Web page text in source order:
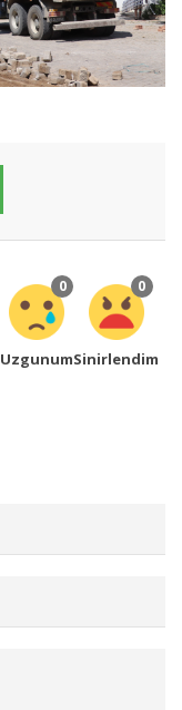
0
Uzgunum
0
Sinirlendim